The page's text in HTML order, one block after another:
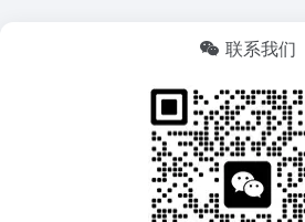
联系我们